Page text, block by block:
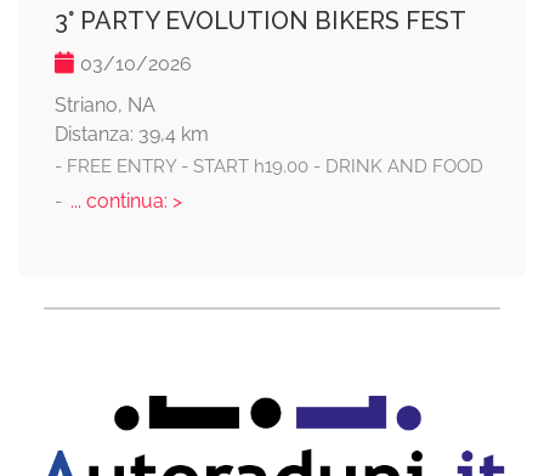
3° PARTY EVOLUTION BIKERS FEST
03/10/2026
Striano, NA
Distanza: 39,4 km
- FREE ENTRY - START h19.00 - DRINK AND FOOD
-... continua: >